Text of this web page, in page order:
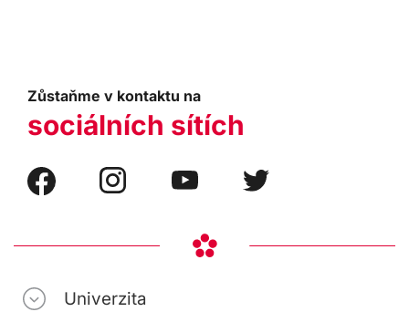
Zůstaňme v kontaktu na
sociálních sítích
Univerzita